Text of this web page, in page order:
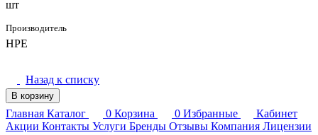
шт
Производитель
HPE
Назад к списку
В корзину
Главная Каталог 0 Корзина 0 Избранные
Кабинет
Акции Контакты Услуги Бренды Отзывы Компания Лицензии